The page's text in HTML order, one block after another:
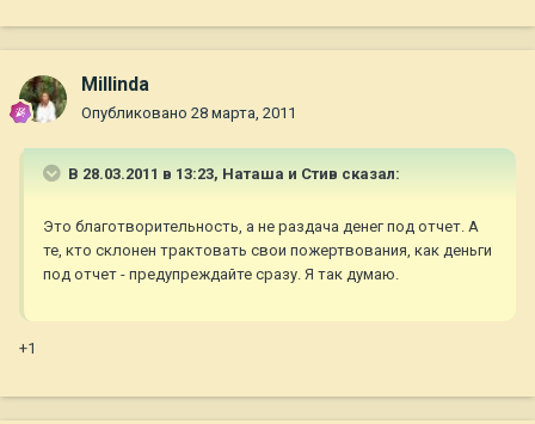
Millinda
Опубликовано 28 марта, 2011
В 28.03.2011 в 13:23, Наташа и Стив сказал:
Это благотворительность, а не раздача денег под отчет. А
те, кто склонен трактовать свои пожертвования, как деньги
под отчет - предупреждайте сразу. Я так думаю.
+1